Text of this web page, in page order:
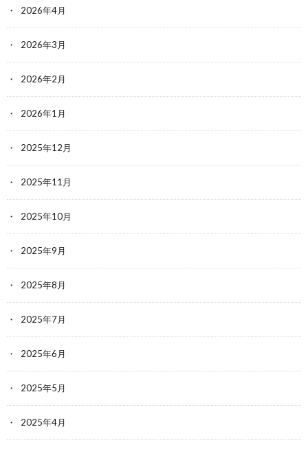
2026年4月
2026年3月
2026年2月
2026年1月
2025年12月
2025年11月
2025年10月
2025年9月
2025年8月
2025年7月
2025年6月
2025年5月
2025年4月